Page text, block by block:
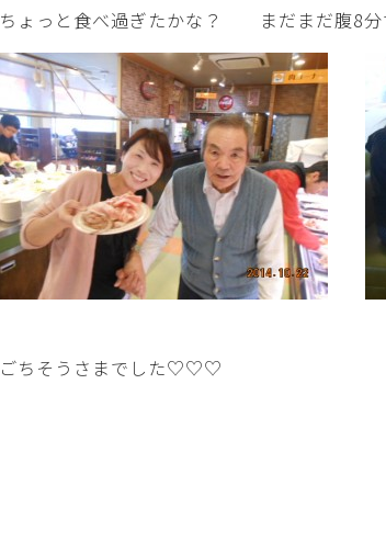
ちょっと食べ過ぎたかな？ まだまだ腹8分
ごちそうさまでした♡♡♡